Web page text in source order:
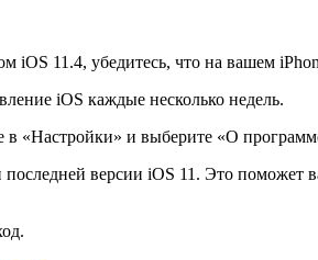
iOS 11.4, убедитесь, что на вашем
iOS каждые несколько недель.
«Настройки» и выберите «О
версии iOS 11. Это поможет